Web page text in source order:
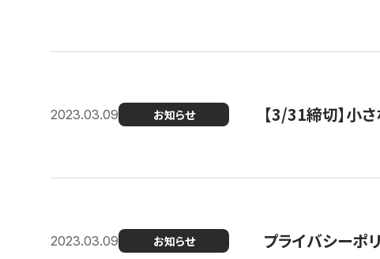
2023.03.09 お知らせ 【3/31締切】小
2023.03.09 お知らせ プライバシーポ